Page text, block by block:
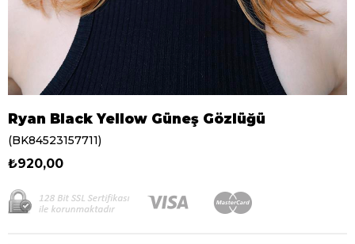
Ryan Black Yellow Güneş Gözlüğü
(BK84523157711)
₺920,00